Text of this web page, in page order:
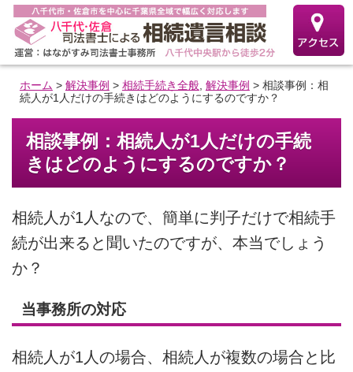
ホーム > 解決事例 > 相続手続き全般, 解決事例 > 相談事例：相
続人が1人だけの手続きはどのようにするのですか？
相談事例：相続人が1人だけの手続
きはどのようにするのですか？
相続人が1人なので、簡単に判子だけで相続手
続が出来ると聞いたのですが、本当でしょう
か？
当事務所の対応
相続人が1人の場合、相続人が複数の場合と比